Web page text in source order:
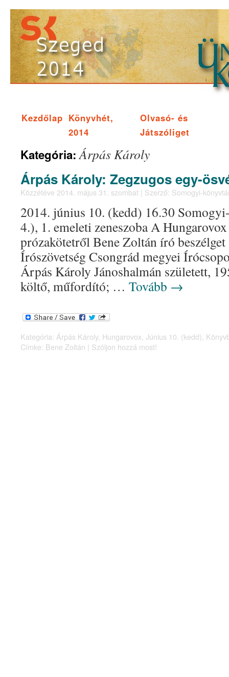
Kezdőlap Könyvhét,
2014
Olvasó- és
Játszóliget
Kategória:Árpás Károly
Árpás Károly: Zegzugos egy-
Közzétéve 2014. május 31. szombat | Szerző: Somogyi-
2014. június 10. (kedd) 16.30
4.), 1. emeleti zeneszoba A
prózakötetről Bene Zoltán író
Írószövetség Csongrád megyei
Árpás Károly Jánoshalmán született,
költő, műfordító; … Tovább →
Kategória: Árpás Károly, Hungarovox, Június 10. (kedd),
Címke: Bene Zoltán | Szóljon hozzá most!